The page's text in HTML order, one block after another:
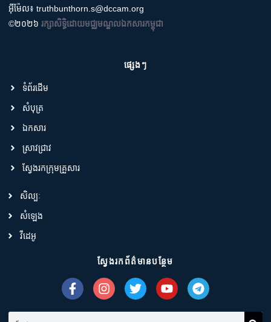
អ៊ីម៉ែល៖ truthbunthorn.s@dccam.org
©២០២៦ រក្សាសិទ្ធិដោយមជ្ឈមណ្ឌលឯកសារកម្ពុជា
ផ្សេងៗ
ទំព័រដើម
សំបុត្រ
ឯកសារ
ស្រាវជ្រាវ
ស្វែងរកក្រុមគ្រួសារ
សិល្បៈ
សំឡេង
វីដេអូ
ស្វែងរកព័ត៌មានបន្ថែម